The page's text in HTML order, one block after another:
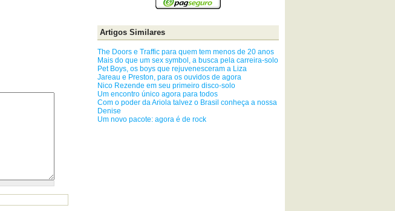
Artigos Similares
The Doors e Traffic para quem tem menos de 20 anos
Mais do que um sex symbol, a busca pela carreira-solo
Pet Boys, os boys que rejuvenesceram a Liza
Jareau e Preston, para os ouvidos de agora
Nico Rezende em seu primeiro disco-solo
Um encontro único agora para todos
Com o poder da Ariola talvez o Brasil conheça a nossa
Denise
Um novo pacote: agora é de rock